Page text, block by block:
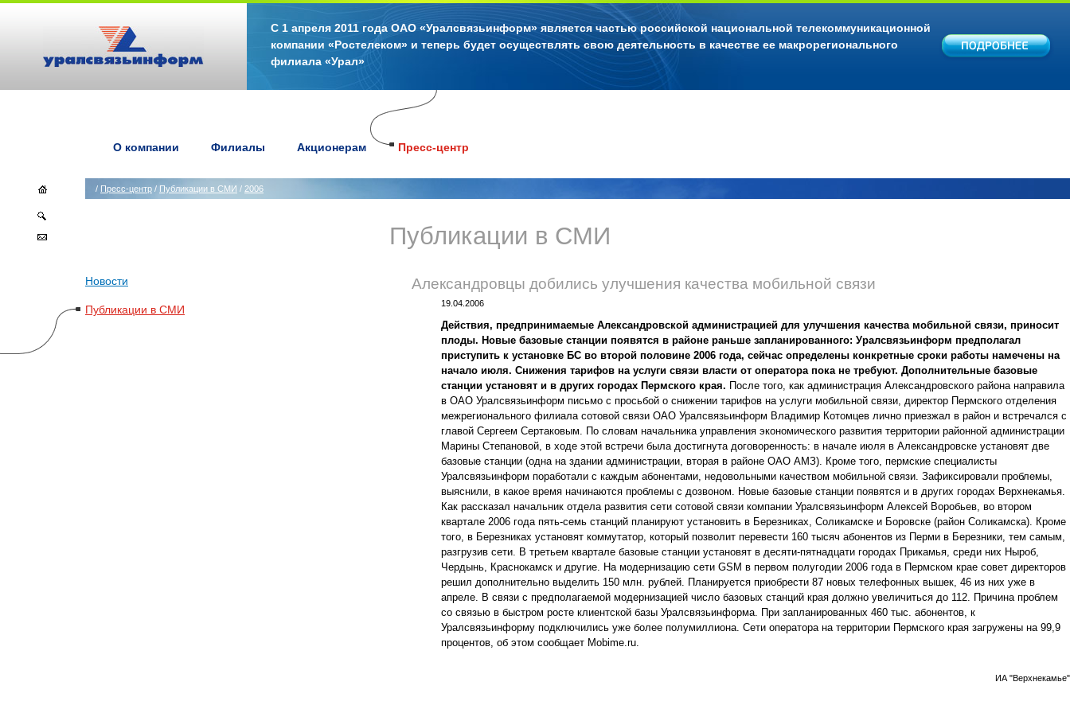
С 1 апреля 2011 года ОАО «Уралсвязьинформ» является частью российской национальной телекоммуникационной
компании «Ростелеком» и теперь будет осуществлять свою деятельность в качестве ее макрорегионального
филиала «Урал»
О компании Филиалы Акционерам Пресс-центр
/ Пресс-центр / Публикации в СМИ / 2006
Новости
Публикации в СМИ
Публикации в СМИ
Александровцы добились улучшения качества мобильной связи
19.04.2006
Действия, предпринимаемые Александровской администрацией для улучшения качества мобильной связи, приносит
плоды. Новые базовые станции появятся в районе раньше запланированного: Уралсвязьинформ предполагал
приступить к установке БС во второй половине 2006 года, сейчас определены конкретные сроки работы намечены на
начало июля. Снижения тарифов на услуги связи власти от оператора пока не требуют. Дополнительные базовые
станции установят и в других городах Пермского края. После того, как администрация Александровского района направила
в ОАО Уралсвязьинформ письмо с просьбой о снижении тарифов на услуги мобильной связи, директор Пермского отделения
межрегионального филиала сотовой связи ОАО Уралсвязьинформ Владимир Котомцев лично приезжал в район и встречался с
главой Сергеем Сертаковым. По словам начальника управления экономического развития территории районной администрации
Марины Степановой, в ходе этой встречи была достигнута договоренность: в начале июля в Александровске установят две
базовые станции (одна на здании администрации, вторая в районе ОАО АМЗ). Кроме того, пермские специалисты
Уралсвязьинформ поработали с каждым абонентами, недовольными качеством мобильной связи. Зафиксировали проблемы,
выяснили, в какое время начинаются проблемы с дозвоном. Новые базовые станции появятся и в других городах Верхнекамья.
Как рассказал начальник отдела развития сети сотовой связи компании Уралсвязьинформ Алексей Воробьев, во втором
квартале 2006 года пять-семь станций планируют установить в Березниках, Соликамске и Боровске (район Соликамска). Кроме
того, в Березниках установят коммутатор, который позволит перевести 160 тысяч абонентов из Перми в Березники, тем самым,
разгрузив сети. В третьем квартале базовые станции установят в десяти-пятнадцати городах Прикамья, среди них Ныроб,
Чердынь, Краснокамск и другие. На модернизацию сети GSM в первом полугодии 2006 года в Пермском крае совет директоров
решил дополнительно выделить 150 млн. рублей. Планируется приобрести 87 новых телефонных вышек, 46 из них уже в
апреле. В связи с предполагаемой модернизацией число базовых станций края должно увеличиться до 112. Причина проблем
со связью в быстром росте клиентской базы Уралсвязьинформа. При запланированных 460 тыс. абонентов, к
Уралсвязьинформу подключились уже более полумиллиона. Сети оператора на территории Пермского края загружены на 99,9
процентов, об этом сообщает Mobime.ru.
ИА "Верхнекамье"